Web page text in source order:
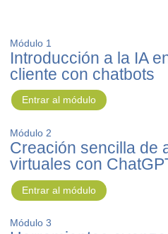
Módulo 1
Introducción a la IA
cliente con chatbots
Entrar al módulo
Módulo 2
Creación sencilla de
virtuales con
Entrar al módulo
Módulo 3